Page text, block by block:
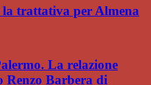
la trattativa per Almena
La relazione
Renzo Barbera di